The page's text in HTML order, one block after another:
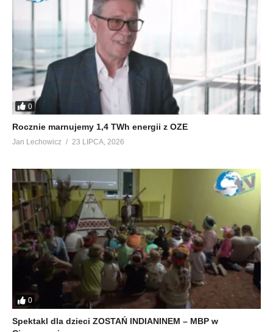
0
Rocznie marnujemy 1,4 TWh energii z OZE
Jan Lechowicz 23 LIPCA, 2026
0
Spektakl dla dzieci ZOSTAŃ INDIANINEM – MBP w